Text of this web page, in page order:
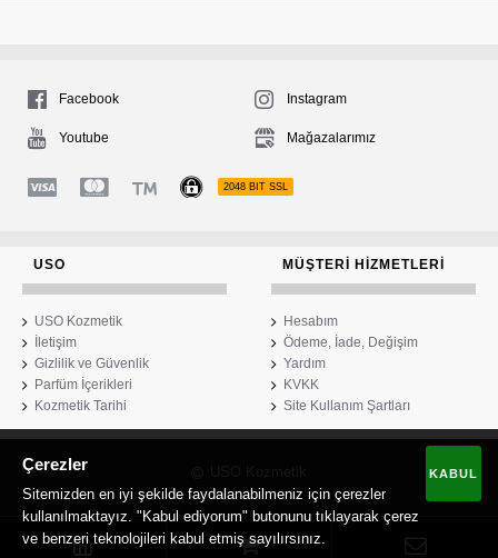
Facebook Instagram
Youtube Mağazalarımız
2048 BIT SSL
USO
USO Kozmetik
İletişim
Gizlilik ve Güvenlik
Parfüm İçerikleri
Kozmetik Tarihi
MÜŞTERI HIZMETLERI
Hesabım
Ödeme, İade, Değişim
Yardım
KVKK
Site Kullanım Şartları
KABUL
Çerezler
Sitemizden en iyi şekilde faydalanabilmeniz için çerezler
kullanılmaktayız. "Kabul ediyorum" butonunu tıklayarak çerez
ve benzeri teknolojileri kabul etmiş sayılırsınız.